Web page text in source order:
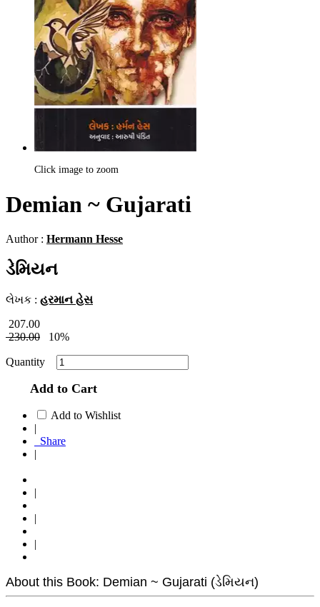
Click image to zoom
Demian ~ Gujarati
Author : Hermann Hesse
ડેમિયન
લેખક : હરમાન હેસ
207.00
230.00
10%
Quantity
Add to Cart
Add to Wishlist
|
Share
|
|
|
|
About this Book: Demian ~ Gujarati (ડેમિયન)